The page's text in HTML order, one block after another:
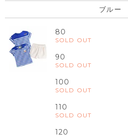
ブルー
80
SOLD OUT
90
SOLD OUT
100
SOLD OUT
110
SOLD OUT
120